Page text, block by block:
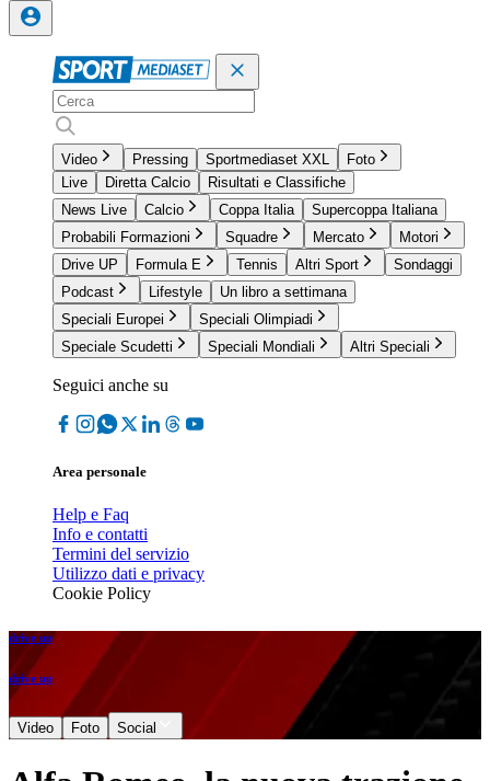
Video Pressing Sportmediaset XXL
Foto
Live
Diretta Calcio
Risultati e Classifiche
News Live
Calcio Coppa Italia
Supercoppa Italiana
Probabili Formazioni
Squadre Mercato
Motori
Drive UP
Formula E Tennis Altri Sport
Sondaggi
Podcast
Lifestyle
Un libro a settimana
Speciali Europei
Speciali Olimpiadi
Speciale Scudetti
Speciali Mondiali Altri Speciali
Seguici anche su
Area personale
Help e Faq
Info e contatti
Termini del servizio
Utilizzo dati e privacy
Cookie Policy
drive up
drive up
Video Foto Social